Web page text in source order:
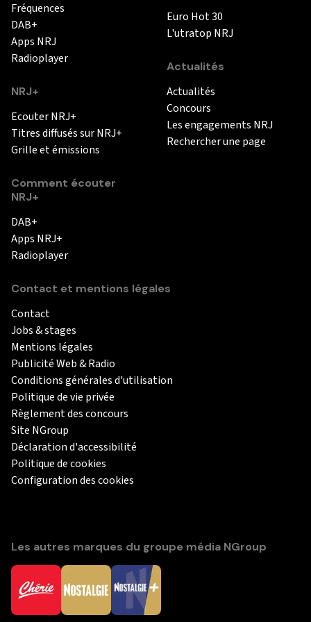
Fréquences
DAB+
Apps NRJ
Radioplayer
NRJ+
Ecouter NRJ+
Titres diffusés sur NRJ+
Grille et émissions
Comment écouter
NRJ+
DAB+
Apps NRJ+
Radioplayer
Euro Hot 30
L'utratop NRJ
Actualités
Actualités
Concours
Les engagements NRJ
Rechercher une page
Contact et mentions légales
Contact
Jobs & stages
Mentions légales
Publicité Web & Radio
Conditions générales d'utilisation
Politique de vie privée
Règlement des concours
Site NGroup
Déclaration d'accessibilité
Politique de cookies
Configuration des cookies
Les autres marques du groupe média NGroup